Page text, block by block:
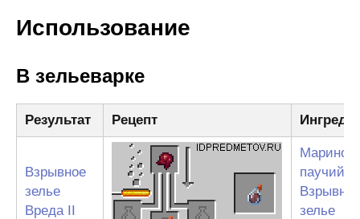
Использование
В зельеварке
Результат Рецепт
Взрывное
зелье
Вреда II
паучий
зелье